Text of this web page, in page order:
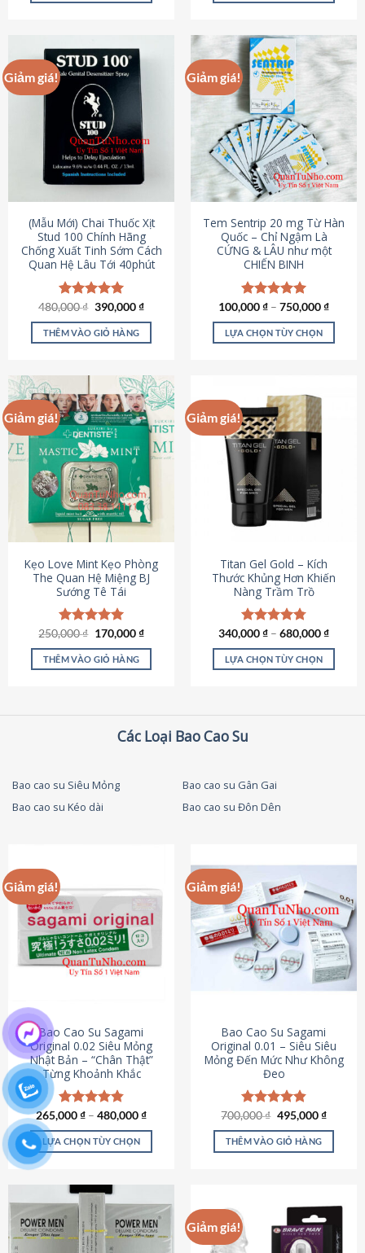
có
nhiều
biến
thể.
Các
tùy
chọn
được
chọn
trên
trang
sản
phẩm
này
có
nhiều
biến
thể.
Các
tùy
chọn
có
thể
chọn
trên
trang
sản
phẩm
Giảm giá!
(Mẫu Mới) Chai Thuốc Xịt
Stud 100 Chính Hãng
Chống Xuất Tinh Sớm Cách
Quan Hệ Lâu Tới 40phút
Được xếp
hạng5.00
5 sao
480,000₫ Giá
là:
480,000 ₫.
390,000₫Giá
tại
THÊM VÀO GIỎ HÀNG
Giảm giá!
Tem Sentrip 20 mg Từ Hàn
Quốc – Chỉ Ngậm Là
CỨNG & LÂU như một
CHIẾN BINH
Được xếp
hạng5.00
5 sao
100,000₫ – 750,000₫
LỰA CHỌN TÙY CHỌN
có
nhiều
biến
tùy
chọn
có
chọn
trên
trang
sản
phẩm
Giảm giá!
Kẹo Love Mint Kẹo Phòng
The Quan Hệ Miệng BJ
Sướng Tê Tái
Được xếp
hạng5.00
5 sao
250,000₫ Giá
là:
250,000 ₫.
170,000₫Giá
tại
THÊM VÀO GIỎ HÀNG
Giảm giá!
Titan Gel Gold – Kích
Thước Khủng Hơn Khiến
Nàng Trầm Trồ
Được xếp
hạng4.79
5 sao
340,000₫ – 680,000₫
LỰA CHỌN TÙY CHỌN
thể.
tùy
thể
được
chọn
trên
trang
sản
phẩm
Các Loại Bao Cao Su
Bao cao su Siêu Mỏng
Bao cao su Gân Gai
Bao cao su Kéo dài
Bao cao su Đôn Dên
Giảm giá!
Bao Cao Su Sagami
Original 0.02 Siêu Mỏng
Nhật Bản – “Chân Thật”
Từng Khoảnh Khắc
Được xếp
hạng4.87
5 sao
265,000₫ – 480,000₫
LỰA CHỌN TÙY CHỌN
này
có
nhiều
biến
Giảm giá!
Bao Cao Su Sagami
Original 0.01 – Siêu Siêu
Mỏng Đến Mức Như Không
Đeo
Được xếp
hạng4.83
5 sao
700,000₫ Giá
là:
700,000 ₫.
495,000₫Giá
tại
THÊM VÀO GIỎ HÀNG
Giảm giá!